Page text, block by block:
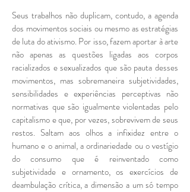
Seus trabalhos não duplicam, contudo, a agenda
dos movimentos sociais ou mesmo as estratégias
de luta do ativismo. Por isso, fazem aportar à arte
não apenas as questões ligadas aos corpos
racializados e sexualizados que são pauta desses
movimentos, mas sobremaneira subjetividades,
sensibilidades e experiências perceptivas não
normativas que são igualmente violentadas pelo
capitalismo e que, por vezes, sobrevivem de seus
restos. Saltam aos olhos a infixidez entre o
humano e o animal, a ordinariedade ou o vestígio
do consumo que é reinventado como
subjetividade e ornamento, os exercícios de
deambulação crítica, a dimensão a um só tempo